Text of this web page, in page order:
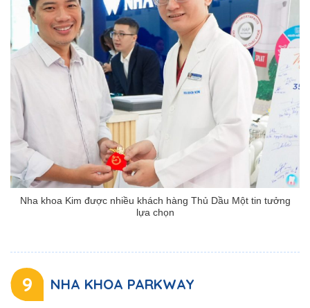
Nha khoa Kim được nhiều khách hàng Thủ Dầu Một tin tưởng
lựa chọn
9 NHA KHOA PARKWAY